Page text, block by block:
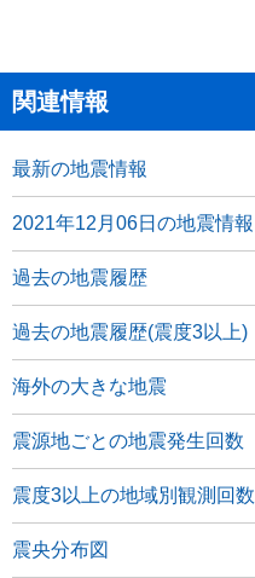
関連情報
最新の地震情報
2021年12月06日の地震情報
過去の地震履歴
過去の地震履歴(震度3以上)
海外の大きな地震
震源地ごとの地震発生回数
震度3以上の地域別観測回数
震央分布図